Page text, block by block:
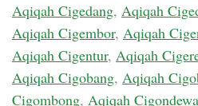
Aqiqah Cigedang, Aqiqah
Aqiqah Cigembor, Aqiqah
Aqiqah Cigentur, Aqiqah
Aqiqah Cigobang, Aqiqah
Cigombong, Aqiqah